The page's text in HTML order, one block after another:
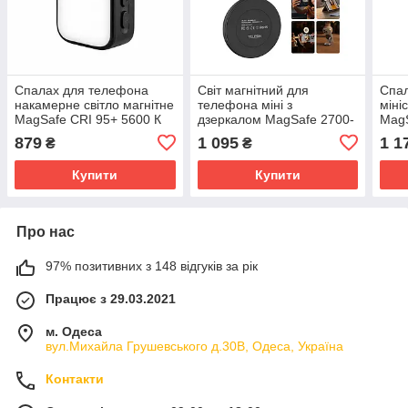
Спалах для телефона
накамерне світло магнітне
MagSafe CRI 95+ 5600 К
879 ₴
Купити
Світ магнітний для
телефона міні з
дзеркалом MagSafe 2700-
BGD-07
1 095₴
Купити
1
Про нас
97% позитивних з 148 відгуків за рік
Працює з 29.03.2021
м. Одеса
вул.Михайла Грушевського д.30В, Одеса, Україна
Контакти